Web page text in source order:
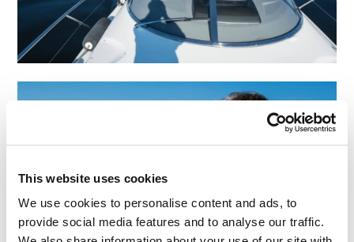
This website uses cookies
We use cookies to personalise content and ads, to
provide social media features and to analyse our traffic.